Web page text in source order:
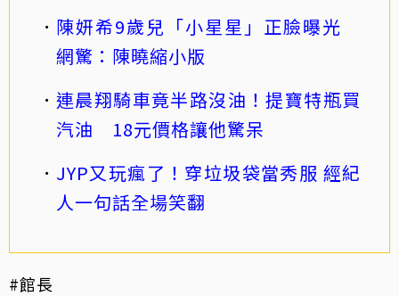
陳妍希9歲兒「小星星」正臉曝光
網驚：陳曉縮小版
連晨翔騎車竟半路沒油！提寶特瓶買
汽油 18元價格讓他驚呆
JYP又玩瘋了！穿垃圾袋當秀服 經紀
人一句話全場笑翻
#館長